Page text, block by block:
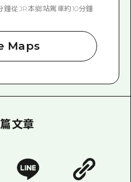
從JR本鄉站駕車約10分鐘
Maps
文章